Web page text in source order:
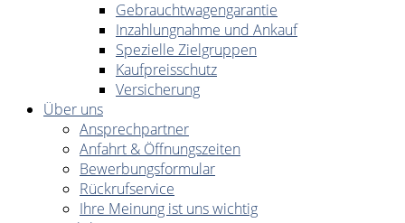
Gebrauchtwagengarantie
Inzahlungnahme und Ankauf
Spezielle Zielgruppen
Kaufpreisschutz
Versicherung
Über uns
Ansprechpartner
Anfahrt & Öffnungszeiten
Bewerbungsformular
Rückrufservice
Ihre Meinung ist uns wichtig